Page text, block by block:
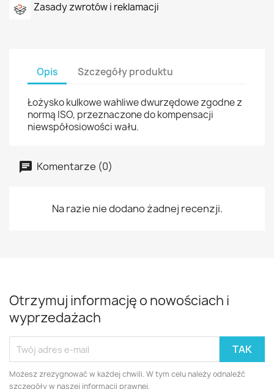
Zasady zwrotów i reklamacji
Opis Szczegóły produktu
Łożysko kulkowe wahliwe dwurzędowe zgodne z
normą ISO, przeznaczone do kompensacji
niewspółosiowości wału.
Komentarze (0)
Na razie nie dodano żadnej recenzji.
Otrzymuj informację o nowościach i
wyprzedażach
Możesz zrezygnować w każdej chwili. W tym celu należy odnaleźć
szczegóły w naszej informacji prawnej.